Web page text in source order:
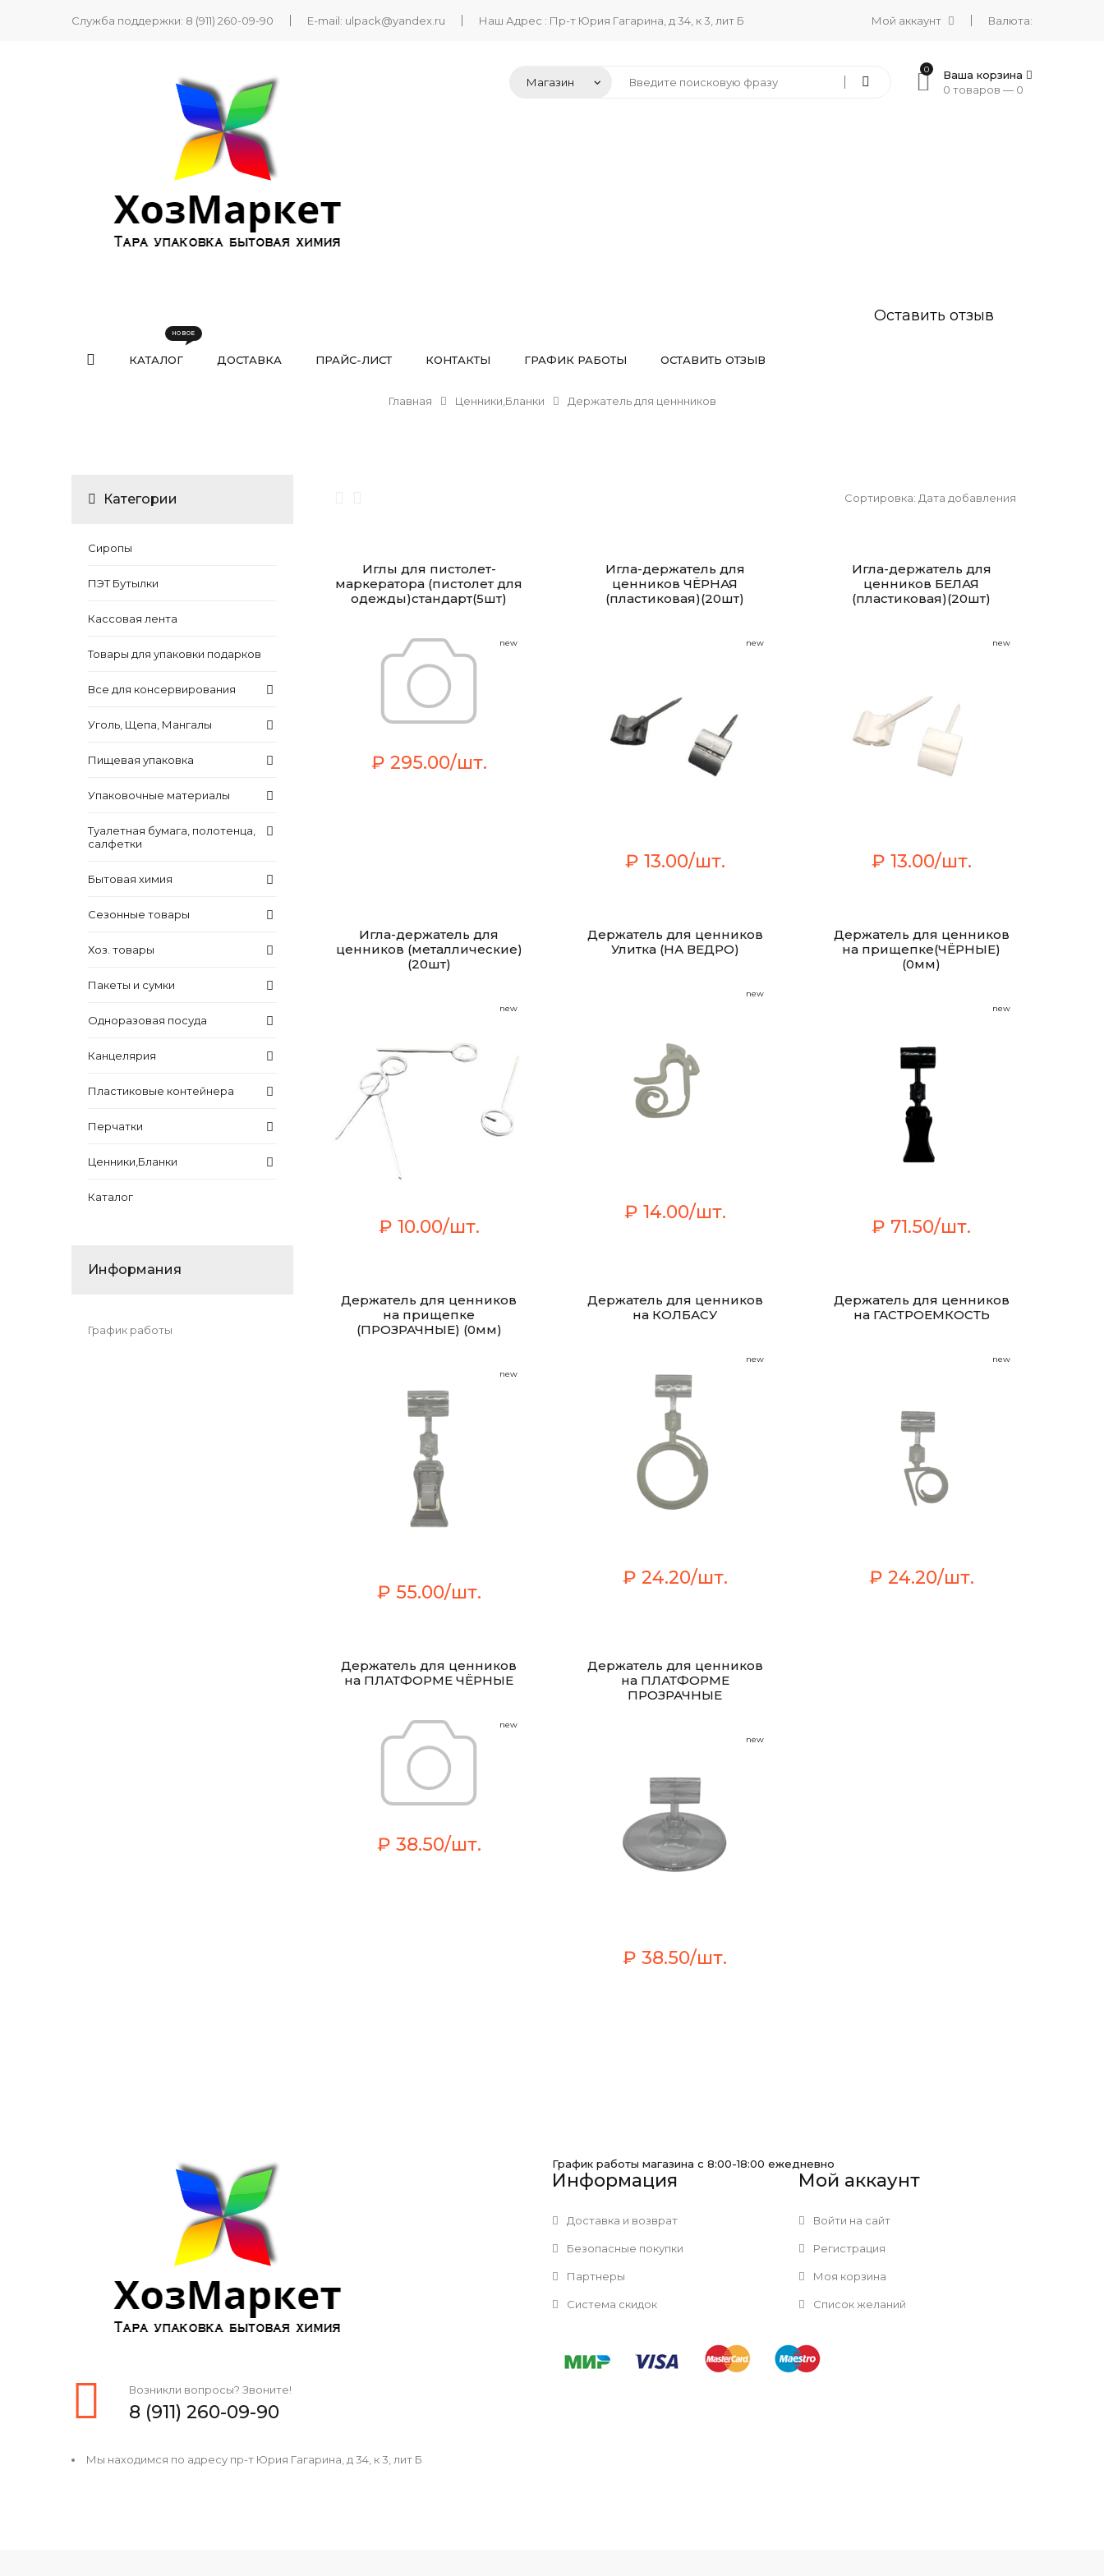
Служба поддержки: 8 (911) 260-09-90 E-mail: ulpack@yandex.ru Наш Адрес : Пр-т Юрия Гагарина, д 34, к 3, лит Б Мой аккаунт Валюта:
0
Ваша корзина
0 товаров — 0
Оставить отзыв
КАТАЛОГ ДОСТАВКА ПРАЙС-ЛИСТ КОНТАКТЫ ГРАФИК РАБОТЫ ОСТАВИТЬ ОТЗЫВ
Главная Ценники,Бланки Держатель для ценнников
Сортировка: Дата добавления
Иглы для пистолет-
маркератора (пистолет для
одежды)стандарт(5шт)
new
₽ 295.00/шт.
Игла-держатель для
ценников ЧЁРНАЯ
(пластиковая)(20шт)
new
₽ 13.00/шт.
Игла-держатель для
ценников БЕЛАЯ
(пластиковая)(20шт)
new
₽ 13.00/шт.
Игла-держатель для
ценников (металлические)
(20шт)
new
₽ 10.00/шт.
Держатель для ценников
Улитка (НА ВЕДРО)
new
₽ 14.00/шт.
Держатель для ценников
на прищепке(ЧЁРНЫЕ)
(0мм)
new
₽ 71.50/шт.
Держатель для ценников
на прищепке
(ПРОЗРАЧНЫЕ) (0мм)
new
₽ 55.00/шт.
Держатель для ценников
на КОЛБАСУ
new
₽ 24.20/шт.
Держатель для ценников
на ГАСТРОЕМКОСТЬ
new
₽ 24.20/шт.
Держатель для ценников
на ПЛАТФОРМЕ ЧЁРНЫЕ
new
₽ 38.50/шт.
Держатель для ценников
на ПЛАТФОРМЕ
ПРОЗРАЧНЫЕ
new
₽ 38.50/шт.
Категории
Сиропы
ПЭТ Бутылки
Кассовая лента
Товары для упаковки подарков
Все для консервирования
Уголь, Щепа, Мангалы
Пищевая упаковка
Упаковочные материалы
Туалетная бумага, полотенца,
салфетки
Бытовая химия
Сезонные товары
Хоз. товары
Пакеты и сумки
Одноразовая посуда
Канцелярия
Пластиковые контейнера
Перчатки
Ценники,Бланки
Каталог
Информания
График работы
Возникли вопросы? Звоните!
8 (911) 260-09-90
Мы находимся по адресу пр-т Юрия Гагарина, д 34, к 3, лит Б
График работы магазина с 8:00-18:00 ежедневно
Информация
Доставка и возврат
Безопасные покупки
Партнеры
Система скидок
Мой аккаунт
Войти на сайт
Регистрация
Моя корзина
Список желаний